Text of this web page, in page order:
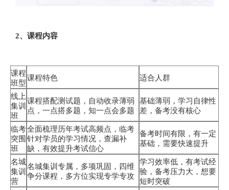
2、课程内容
课程
班型
课程特色 适合人群
线上
集训
班
课程搭配测试题，自动收录薄弱
点，一点搭多题，知一点会多题
基础薄弱，学习自律性
差，备考没有核心
临考
突围
班
全面梳理历年考试高频点，临考
针对学员的学习情况，查漏补
缺，有效提升考试信心
备考时间有限，有一定
基础，需要快速提升
名城
集训
营
名城集训专属，多项巩固，四维
争分课程，多方位实现专学专攻
学习效率低，有考试经
验，备考压力大，想要
短时突破